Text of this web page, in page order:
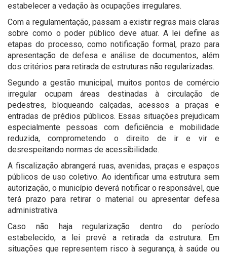
estabelecer a vedação às ocupações irregulares.
Com a regulamentação, passam a existir regras mais claras
sobre como o poder público deve atuar. A lei define as
etapas do processo, como notificação formal, prazo para
apresentação de defesa e análise de documentos, além
dos critérios para retirada de estruturas não regularizadas.
Segundo a gestão municipal, muitos pontos de comércio
irregular ocupam áreas destinadas à circulação de
pedestres, bloqueando calçadas, acessos a praças e
entradas de prédios públicos. Essas situações prejudicam
especialmente pessoas com deficiência e mobilidade
reduzida, comprometendo o direito de ir e vir e
desrespeitando normas de acessibilidade.
A fiscalização abrangerá ruas, avenidas, praças e espaços
públicos de uso coletivo. Ao identificar uma estrutura sem
autorização, o município deverá notificar o responsável, que
terá prazo para retirar o material ou apresentar defesa
administrativa.
Caso não haja regularização dentro do período
estabelecido, a lei prevê a retirada da estrutura. Em
situações que representem risco à segurança, à saúde ou